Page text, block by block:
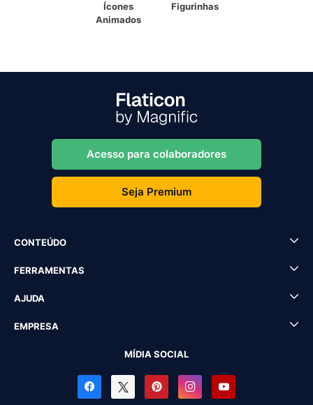
Ícones
Animados
Figurinhas
Acesso para colaboradores
Seja Premium
CONTEÚDO
FERRAMENTAS
AJUDA
EMPRESA
MÍDIA SOCIAL